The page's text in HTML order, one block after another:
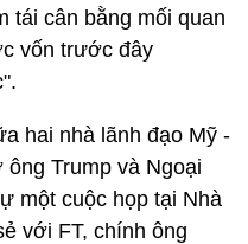
tái cân bằng mối quan
vốn trước đây
hai nhà lãnh đạo Mỹ -
Trump và Ngoại
một cuộc họp tại Nhà
với FT, chính ông